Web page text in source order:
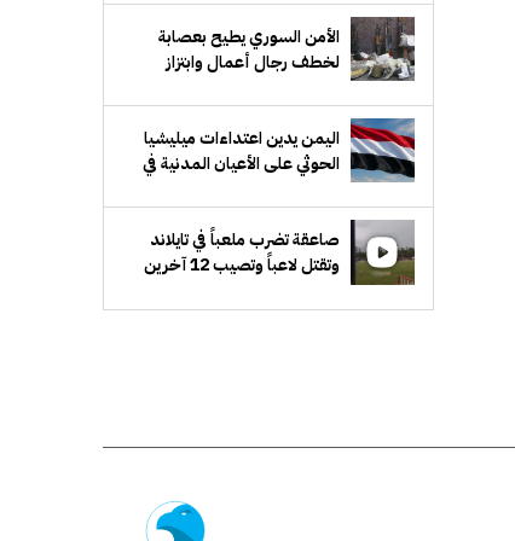
الأمن السوري يطيح بعصابة
لخطف رجال أعمال وابتزاز
اليمن يدين اعتداءات ميليشيا
الحوثي على الأعيان المدنية في
صاعقة تضرب ملعباً في تايلاند
وتقتل لاعباً وتصيب 12 آخرين